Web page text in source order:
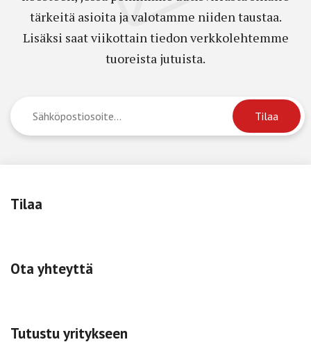
tärkeitä asioita ja valotamme niiden taustaa.
Lisäksi saat viikottain tiedon verkkolehtemme
tuoreista jutuista.
Tilaa
Ota yhteyttä
Tutustu yritykseen